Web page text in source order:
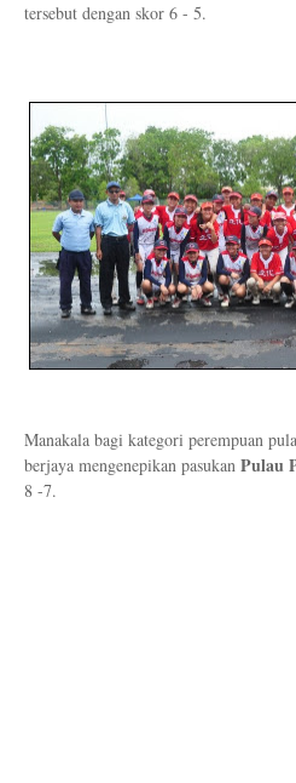
tersebut dengan skor 6 - 5.
Manakala bagi kategori perempuan
berjaya mengenepikan pasukan Pulau
8 -7.